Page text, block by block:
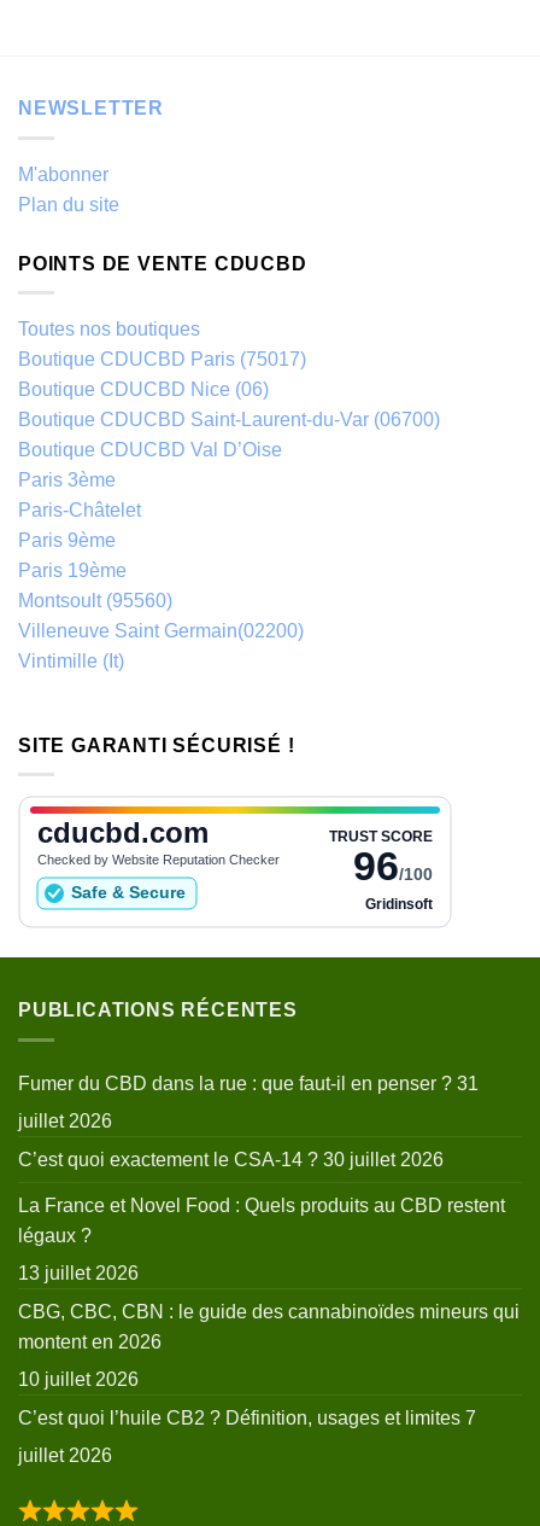
NEWSLETTER
M'abonner
Plan du site
POINTS DE VENTE CDUCBD
Toutes nos boutiques
Boutique CDUCBD Paris (75017)
Boutique CDUCBD Nice (06)
Boutique CDUCBD Saint-Laurent-du-Var (06700)
Boutique CDUCBD Val D’Oise
Paris 3ème
Paris-Châtelet
Paris 9ème
Paris 19ème
Montsoult (95560)
Villeneuve Saint Germain(02200)
Vintimille (It)
SITE GARANTI SÉCURISÉ !
PUBLICATIONS RÉCENTES
Fumer du CBD dans la rue : que faut-il en penser ? 31
juillet 2026
C’est quoi exactement le CSA-14 ? 30 juillet 2026
La France et Novel Food : Quels produits au CBD restent
légaux ?
13 juillet 2026
CBG, CBC, CBN : le guide des cannabinoïdes mineurs qui
montent en 2026
10 juillet 2026
C’est quoi l’huile CB2 ? Définition, usages et limites 7
juillet 2026